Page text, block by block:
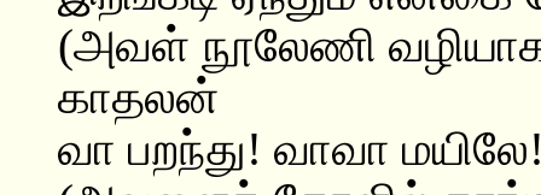
(அவள் நூலேணி
காதலன்
வா பறந்து! வாவா